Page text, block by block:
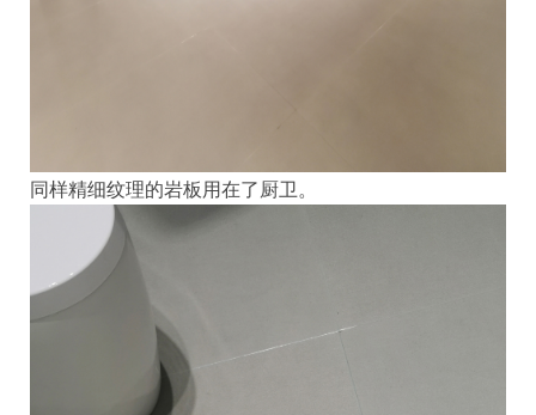
同样精细纹理的岩板用在了厨卫。